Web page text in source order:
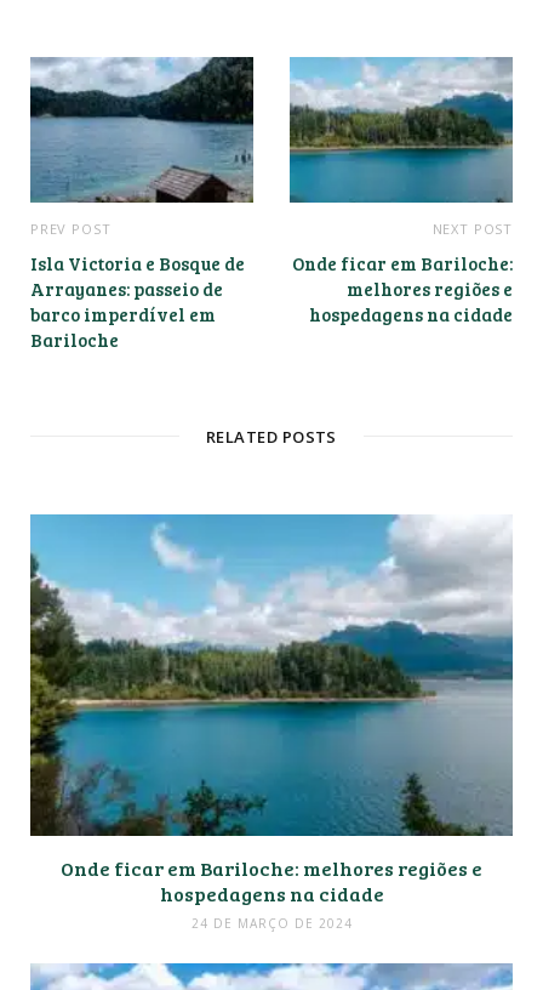
PREV POST
Isla Victoria e Bosque de
Arrayanes: passeio de
barco imperdível em
Bariloche
NEXT POST
Onde ficar em Bariloche:
melhores regiões e
hospedagens na cidade
RELATED POSTS
Onde ficar em Bariloche: melhores regiões e
hospedagens na cidade
24 DE MARÇO DE 2024